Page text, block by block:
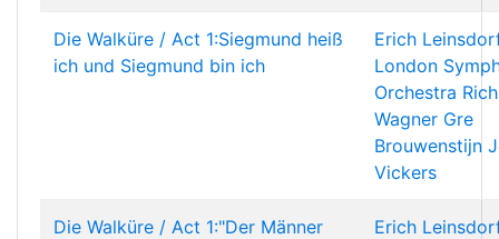
Die Walküre / Act 1:Siegmund heiß
ich und Siegmund bin ich
Erich
London
Orchestra
Wagner Gre
Brouwenstijn
Vickers
Die Walküre / Act 1:"Der Männer
Erich